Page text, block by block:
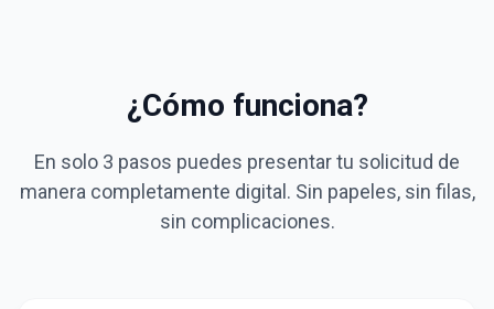
¿Cómo funciona?
En solo 3 pasos puedes presentar tu solicitud de
manera completamente digital. Sin papeles, sin filas,
sin complicaciones.